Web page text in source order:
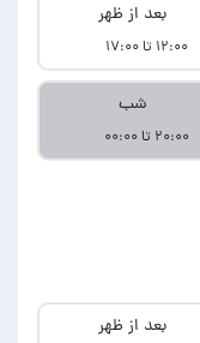
بعد از ظهر
۱۲:۰۰ تا ۱۷:۰۰
شب
۲۰:۰۰ تا ۰۰:۰۰
بعد از ظهر